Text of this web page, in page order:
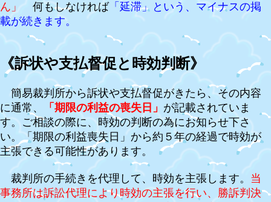
ん」
何もしなければ「延滞」という、マイナスの掲
載が続きます。
《訴状や支払督促と時効判断》
簡易裁判所から訴状や支払督促がきたら、その内容
に通常、
「期限の利益の喪失日」 が記載されていま
す。ご相談の際に、時効の判断の為にお知らせ下さ
い。「期限の利益喪失日」から約５年の経過で時効が
主張できる可能性があります。
裁判所の手続きを代理して、時効を主張します。 当
事務所は訴訟代理により時効の主張を行い、勝訴判決